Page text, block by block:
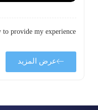
provide my experience
عرض المزيد